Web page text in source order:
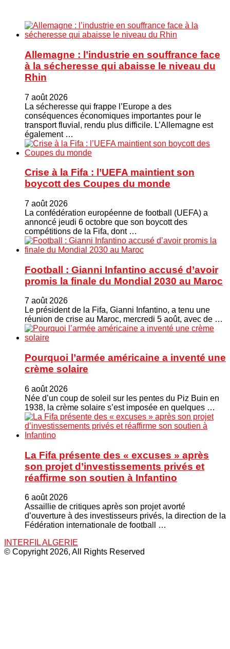
Allemagne : l’industrie en souffrance face
à la sécheresse qui abaisse le niveau du
Rhin
7 août 2026
La sécheresse qui frappe l’Europe a des
conséquences économiques importantes pour le
transport fluvial, rendu plus difficile. L’Allemagne est
également …
Crise à la Fifa : l’UEFA maintient son
boycott des Coupes du monde
7 août 2026
La confédération européenne de football (UEFA) a
annoncé jeudi 6 octobre que son boycott des
compétitions de la Fifa, dont …
Football : Gianni Infantino accusé d’avoir
promis la finale du Mondial 2030 au Maroc
7 août 2026
Le président de la Fifa, Gianni Infantino, a tenu une
réunion de crise au Maroc, mercredi 5 août, avec de …
Pourquoi l’armée américaine a inventé une
crème solaire
6 août 2026
Née d’un coup de soleil sur les pentes du Piz Buin en
1938, la crème solaire s’est imposée en quelques …
La Fifa présente des « excuses » après
son projet d’investissements privés et
réaffirme son soutien à Infantino
6 août 2026
Assaillie de critiques après son projet avorté
d’ouverture à des investisseurs privés, la direction de la
Fédération internationale de football …
INTERFIL ALGERIE
© Copyright 2026, All Rights Reserved